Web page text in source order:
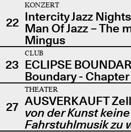
22
KONZERT
Intercity Jazz
Man Of Jazz – The
Mingus
23
CLUB
ECLIPSE
Boundary - Chapter
27
THEATER
AUSVERKAUFT
von der Kunst keine
Fahrstuhlmusik zu